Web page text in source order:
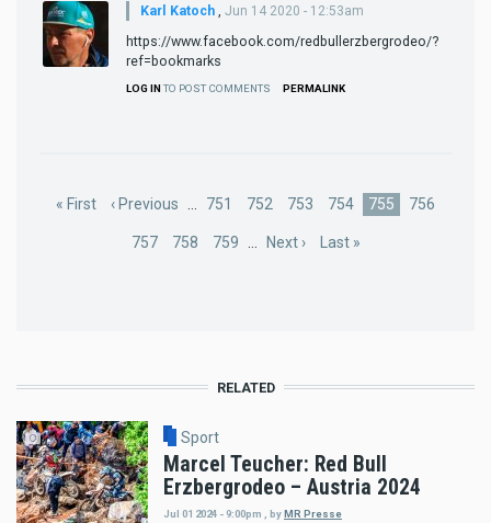
Karl Katoch Jun 14 2020 - 12:53am
https://www.facebook.com/redbullerzbergrodeo/?
ref=bookmarks
LOG IN TO POST COMMENTS PERMALINK
First
« First
Previous
‹ Previous … Page
751 Page
752 Page
753 Page
754
Current
755 Page
756
Page
757 Page
758 Page
759 …
Next
Next ›
Last
Last »
RELATED
Sport
Marcel Teucher: Red Bull
Erzbergrodeo – Austria 2024
Jul 01 2024 - 9:00pm , byMR Presse